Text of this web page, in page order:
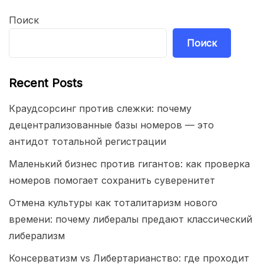
Поиск
Поиск
Recent Posts
Краудсорсинг против слежки: почему
децентрализованные базы номеров — это
антидот тотальной регистрации
Маленький бизнес против гигантов: как проверка
номеров помогает сохранить суверенитет
Отмена культуры как тоталитаризм нового
времени: почему либералы предают классический
либерализм
Консерватизм vs Либертарианство: где проходит